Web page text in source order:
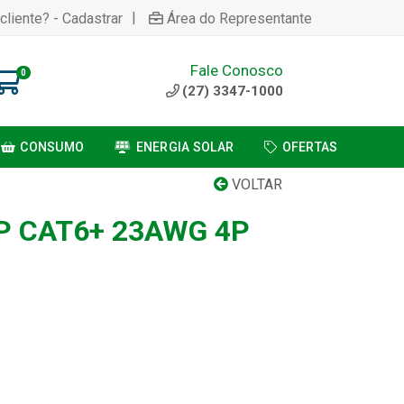
- Cadastrar | Área do Representante
0 Fale Conosco
(27) 3347-1000
CONSUMO ENERGIA SOLAR OFERTAS
VOLTAR
CAT6+ 23AWG 4P